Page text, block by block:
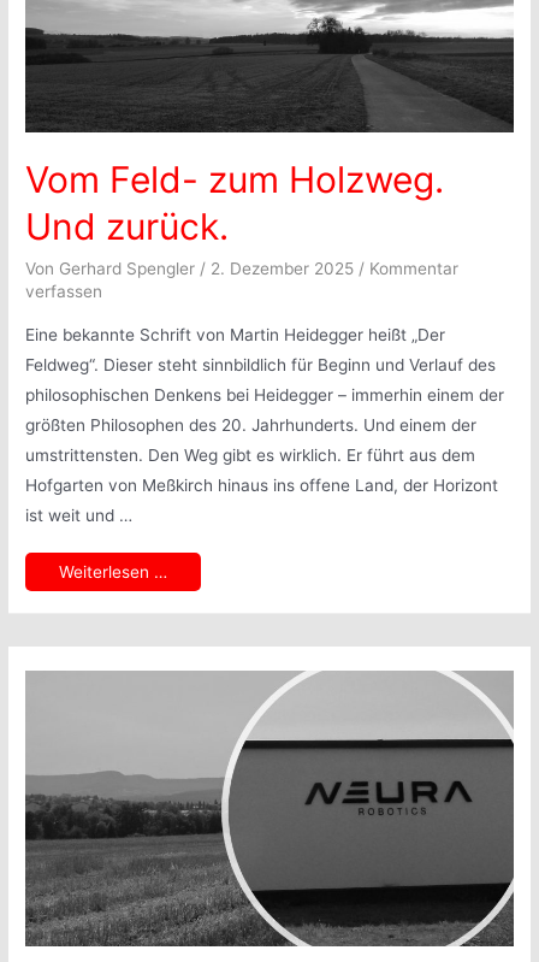
Vom Feld- zum Holzweg.
Und zurück.
Von Gerhard Spengler / 2. Dezember 2025 / Kommentar
verfassen
Eine bekannte Schrift von Martin Heidegger heißt „Der
Feldweg“. Dieser steht sinnbildlich für Beginn und Verlauf des
philosophischen Denkens bei Heidegger – immerhin einem der
größten Philosophen des 20. Jahrhunderts. Und einem der
umstrittensten. Den Weg gibt es wirklich. Er führt aus dem
Hofgarten von Meßkirch hinaus ins offene Land, der Horizont
ist weit und …
Vom
Feld-
zum
Holzweg.
Weiterlesen …